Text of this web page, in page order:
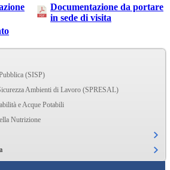
Documentazione da portare
in sede di visita
(SISP)
Ambienti di Lavoro (SPRESAL)
e Acque Potabili
Nutrizione